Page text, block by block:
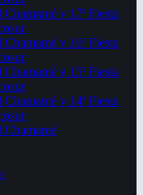
y 17ª Fiesta
y 16ª Fiesta
y 15ª Fiesta
y 14ª Fiesta
Chamamé